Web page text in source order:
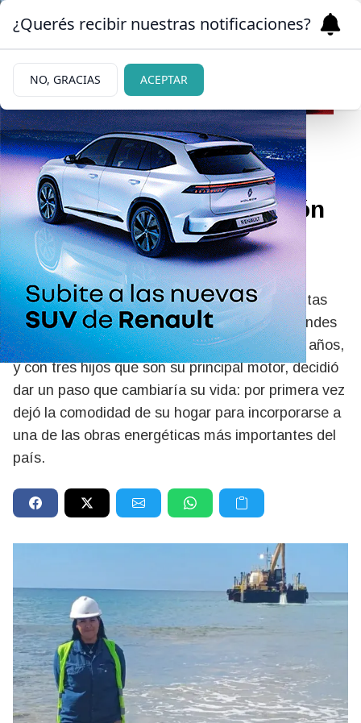
TRABAJO | 02/06/2026
GNL: crece la participación
de las mujeres en los
proyectos energéticos
Soledad Ibáñez se convirtió en una de las tantas
mujeres que hoy tienen su espacio en los grandes
proyectos energéticos de Río Negro. A los 41 años,
y con tres hijos que son su principal motor, decidió
dar un paso que cambiaría su vida: por primera vez
dejó la comodidad de su hogar para incorporarse a
una de las obras energéticas más importantes del
país.
¿Querés recibir nuestras notificaciones?
NO, GRACIAS ACEPTAR